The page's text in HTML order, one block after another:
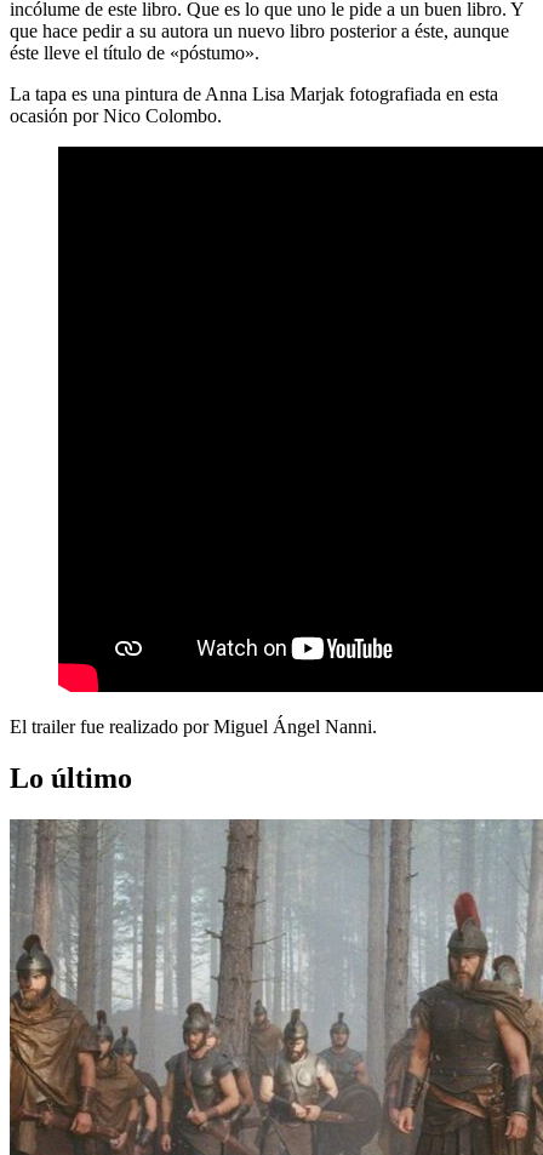
incólume de este libro. Que es lo que uno le pide a un buen libro. Y
que hace pedir a su autora un nuevo libro posterior a éste, aunque
éste lleve el título de «póstumo».
La tapa es una pintura de Anna Lisa Marjak fotografiada en esta
ocasión por Nico Colombo.
El trailer fue realizado por Miguel Ángel Nanni.
Lo último